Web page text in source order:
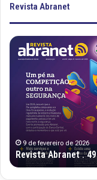
Revista Abranet
Revista
Abranet
9 de fevereiro de 2026
Revista Abranet . 49